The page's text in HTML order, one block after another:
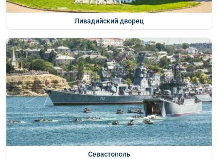
Ливадийский дворец
Севастополь